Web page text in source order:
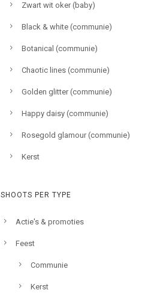
Zwart wit oker (baby)
Black & white (communie)
Botanical (communie)
Chaotic lines (communie)
Golden glitter (communie)
Happy daisy (communie)
Rosegold glamour (communie)
Kerst
SHOOTS PER TYPE
Actie's & promoties
Feest
Communie
Kerst